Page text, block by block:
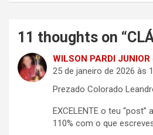
11 thoughts on “
WILSON PARDI JUNIOR
25 de janeiro de 2026 às
Prezado Colorado
EXCELENTE o teu
110% com o que